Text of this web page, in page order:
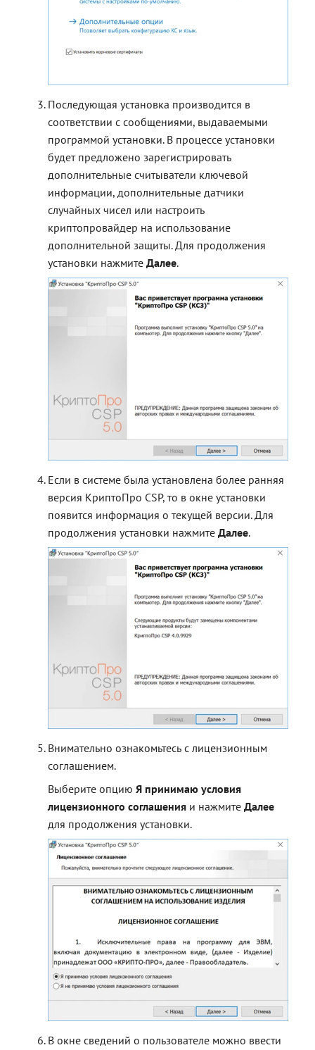
Последующая установка производится в
соответствии с сообщениями, выдаваемыми
программой установки. В процессе установки
будет предложено зарегистрировать
дополнительные считыватели ключевой
информации, дополнительные датчики
случайных чисел или настроить
криптопровайдер на использование
дополнительной защиты. Для продолжения
установки нажмитеДалее.
Если в системе была установлена более ранняя
версия КриптоПро CSP, то в окне установки
появится информация о текущей версии. Для
продолжения установки нажмитеДалее.
Внимательно ознакомьтесь с лицензионным
соглашением.
Выберите опциюЯ принимаю условия
лицензионного соглашения и нажмитеДалее
для продолжения установки.
В окне сведений о пользователе можно ввести